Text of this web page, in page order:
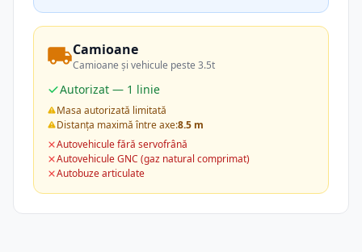
Camioane
Camioane și vehicule peste 3.5t
Autorizat — 1 linie
Masa autorizată limitată
Distanța maximă între axe:8.5 m
Autovehicule fără servofrână
Autovehicule GNC (gaz natural comprimat)
Autobuze articulate